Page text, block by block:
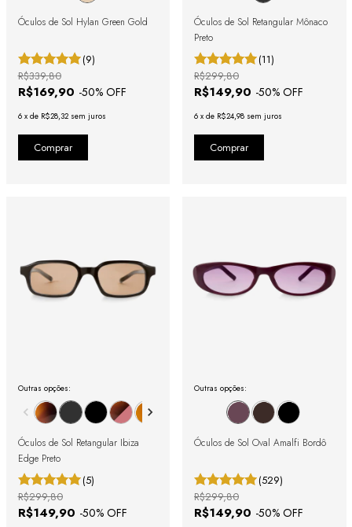
Óculos de Sol Hylan Green Gold
(9)
R$169,90 -50% OFF
R$339,80
6 x de R$28,32 sem juros
Óculos de Sol Retangular Mônaco
Preto
(11)
R$149,90 -50% OFF
R$299,80
6 x de R$24,98 sem juros
Outras opções:
Óculos de Sol Retangular Ibiza
Edge Preto
(5)
R$149,90 -50% OFF
R$299,80
Outras opções:
Óculos de Sol Oval Amalfi Bordô
(529)
R$149,90 -50% OFF
R$299,80